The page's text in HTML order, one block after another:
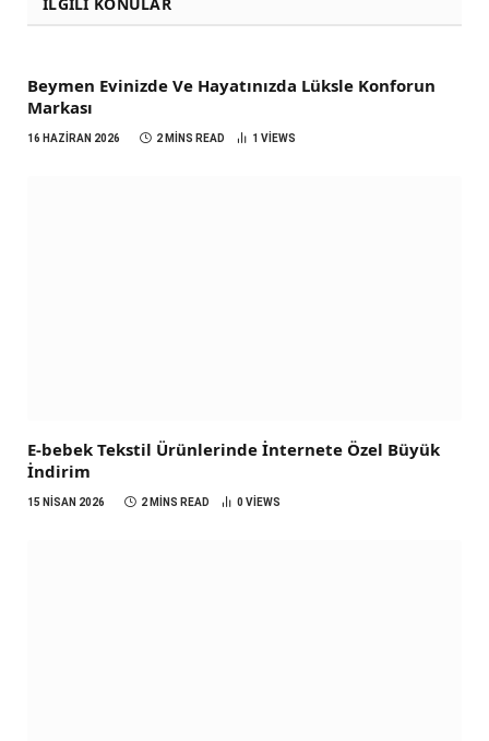
Beymen Evinizde Ve Hayatınızda Lüksle Konforun
Markası
16 HAZIRAN 2026 2 MINS READ 1 VIEWS
E-bebek Tekstil Ürünlerinde İnternete Özel Büyük
İndirim
15 NISAN 2026 2 MINS READ 0 VIEWS